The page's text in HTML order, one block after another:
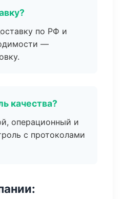
по РФ и
—
качества?
операционный и
с протоколами